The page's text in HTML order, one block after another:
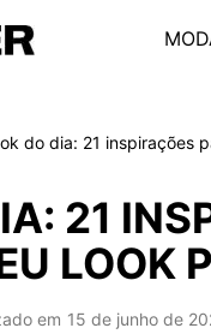
do dia: 21 inspirações
21
LOOK
15 de junho de